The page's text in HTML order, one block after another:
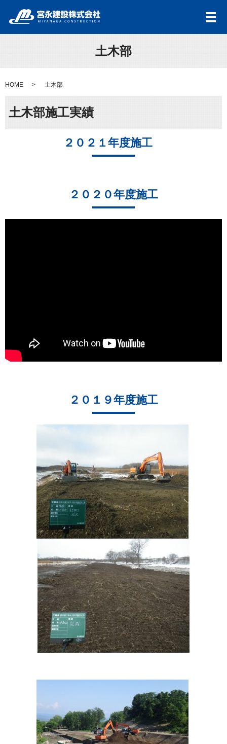
メ
土木部
HOME 土木部
土木部施工実績
２０２１年度施工
２０２０年度施工
２０１９年度施工